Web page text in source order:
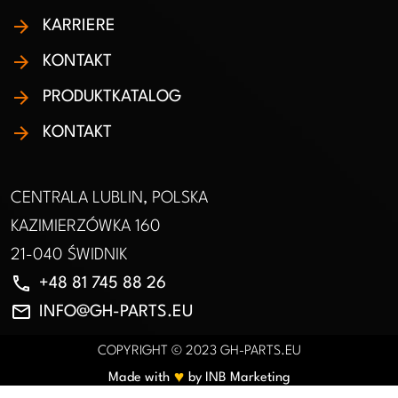
KARRIERE
KONTAKT
PRODUKTKATALOG
KONTAKT
CENTRALA LUBLIN, POLSKA
KAZIMIERZÓWKA 160
21-040 ŚWIDNIK
phone +48 81 745 88 26
email INFO@GH-PARTS.EU
COPYRIGHT © 2023 GH-PARTS.EU
Made with ♥︎ by INB Marketing